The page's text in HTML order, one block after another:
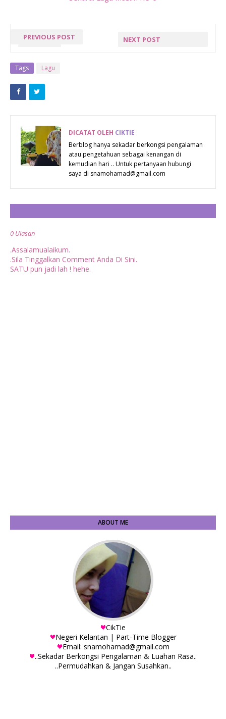
PREVIOUS POST NEXT POST
SITU
Tags Lagu
DICATAT OLEH CIKTIE
Berblog hanya sekadar berkongsi pengalaman
atau pengetahuan sebagai kenangan di
kemudian hari .. Untuk pertanyaan hubungi
saya di snamohamad@gmail.com
0 Ulasan
.Assalamualaikum.
.Sila Tinggalkan Comment Anda Di Sini.
SATU pun jadi lah ! hehe.
ABOUT ME
CikTie
Negeri Kelantan | Part-Time Blogger
Email: snamohamad@gmail.com
..Sekadar Berkongsi Pengalaman & Luahan Rasa..
..Permudahkan & Jangan Susahkan..